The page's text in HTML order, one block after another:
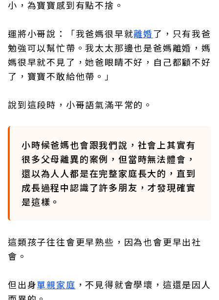
小，為寶寶感到有點不捨。
運將小哥說：「我爸媽很早就離婚了，只有我爸
勉強可以幫忙帶。我太太那邊也是爸媽離婚，媽
媽很早就不見了，她爸眼睛不好，自己都顧不好
了，寶寶不敢給他帶。」
說到這段時，小哥語氣滿平常的。
小時候爸媽也會跟我們說，社會上其實有
很多父母離異的案例，但當時無法體會，
還以為人人都是在完整家庭長大的，直到
成長過程中認識了許多朋友，才發現確實
是這樣。
這類孩子往往會更早熟些，因為也會更早出社
會。
但出身單親家庭 ，不見得就會學壞，這還是因人